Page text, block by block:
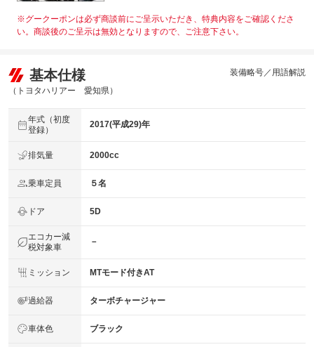
※グークーポンは必ず商談前にご呈示いただき、特典内容をご確認くださ
い。商談後のご呈示は無効となりますので、ご注意下さい。
基本仕様
（トヨタハリアー 愛知県）
装備略号／用語解説
年式（初度
登録）
2017(平成29)年
排気量 2000cc
乗車定員 ５名
ドア 5D
エコカー減
税対象車
－
ミッション MTモード付きAT
過給器 ターボチャージャー
車体色 ブラック